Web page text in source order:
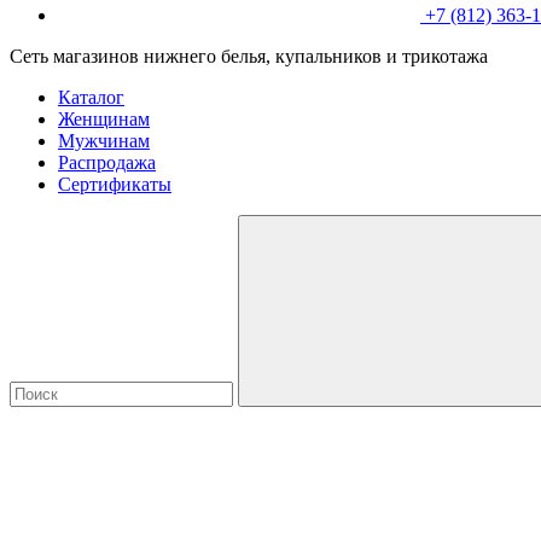
+7 (812) 363-
Сеть магазинов нижнего белья, купальников и трикотажа
Каталог
Женщинам
Мужчинам
Распродажа
Сертификаты